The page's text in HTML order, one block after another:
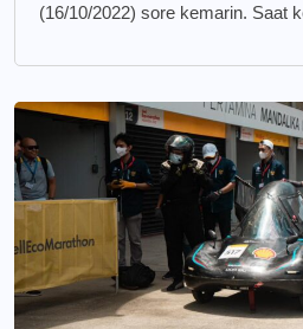
(16/10/2022) sore kemarin. Saat